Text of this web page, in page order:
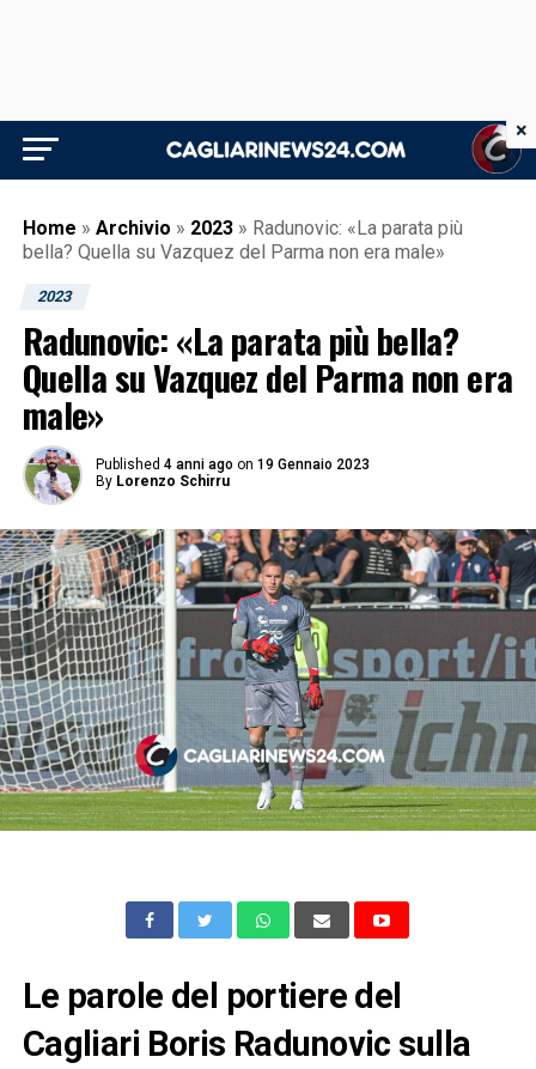
Home » Archivio » 2023 » Radunovic: «La parata più
bella? Quella su Vazquez del Parma non era male»
2023
Radunovic: «La parata più bella?
Quella su Vazquez del Parma non era
male»
Published 4 anni ago on 19 Gennaio 2023
By Lorenzo Schirru
Le parole del portiere del
Cagliari Boris Radunovic sulla
×